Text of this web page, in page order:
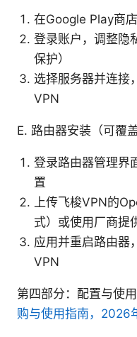
在Google Play商
登录账户，调整隐
保护）
选择服务器并连接
VPN
E. 路由器安装（可覆
登录路由器管理界
置
上传飞梭VPN的
式）或使用厂商提
应用并重启路由器
VPN
第四部分：配置与使
购与使用指南，2026